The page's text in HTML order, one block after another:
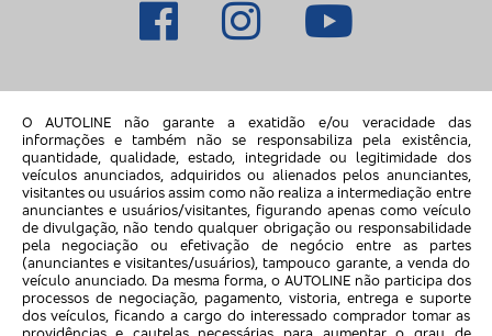
O AUTOLINE não garante a exatidão e/ou veracidade das
informações e também não se responsabiliza pela existência,
quantidade, qualidade, estado, integridade ou legitimidade dos
veículos anunciados, adquiridos ou alienados pelos anunciantes,
visitantes ou usuários assim como não realiza a intermediação entre
anunciantes e usuários/visitantes, figurando apenas como veículo
de divulgação, não tendo qualquer obrigação ou responsabilidade
pela negociação ou efetivação de negócio entre as partes
(anunciantes e visitantes/usuários), tampouco garante, a venda do
veículo anunciado. Da mesma forma, o AUTOLINE não participa dos
processos de negociação, pagamento, vistoria, entrega e suporte
dos veículos, ficando a cargo do interessado comprador tomar as
providências e cautelas necessárias para aumentar o grau de